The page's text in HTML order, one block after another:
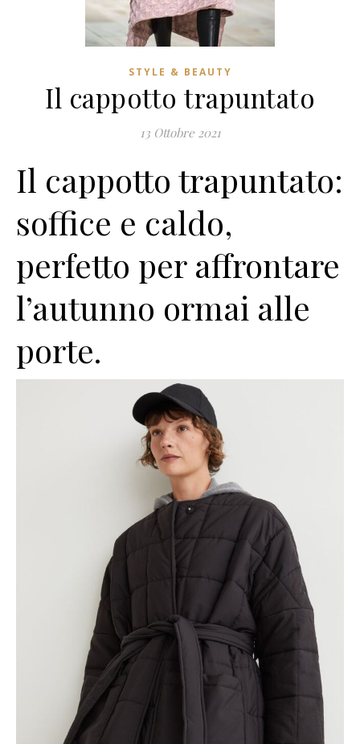
STYLE & BEAUTY
Il cappotto trapuntato
13 Ottobre 2021
Il cappotto trapuntato:
soffice e caldo,
perfetto per affrontare
l’autunno ormai alle
porte.